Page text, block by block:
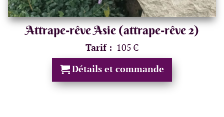
Attrape-rêve Asie (attrape-rêve 2)
Tarif : 105 €
Détails et commande